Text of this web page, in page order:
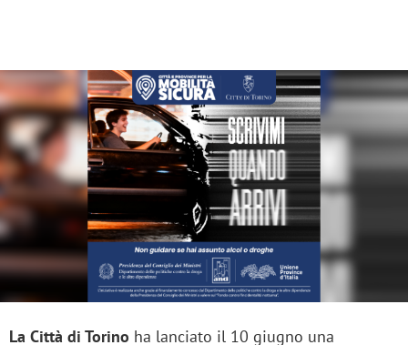
La Città di Torino ha lanciato il 10 giugno una